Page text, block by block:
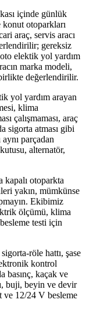
içinde günlük
konut otoparkları
araç, servis aracı
gereksiz
elektik yol yardım
marka modeli,
değerlendirilir.
yol yardım arayan
klima
çalışmaması, araç
sigorta atması gibi
parçadan
alternatör,
kapalı otoparkta
yakın, mümkünse
Ekibimiz
ölçümü, klima
testi için
röle hattı, şase
kontrol
basınç, kaçak ve
buji, beyin ve devir
ve 12/24 V besleme